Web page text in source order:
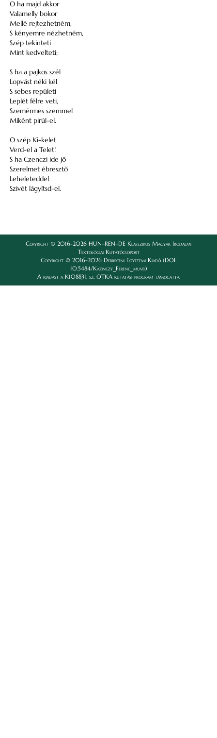
O ha majd akkor
Valamelly bokor
Mellé rejtezhetném,
S kényemre nézhetném,
Szép tekinteti
Mint kedvelteti;
S ha a pajkos szél
Lopvást néki kél
S sebes repületi
Leplét félre veti,
Szemérmes szemmel
Miként pirúl-el.
O szép Ki-kelet
Verd-el a Telet!
S ha Czenczi ide jő
Szerelmet ébresztő
Leheleteddel
Szivét lágyítsd-el.
Copyright © 2016-2026 HUN–REN–DE Klasszikus Magyar Irodalmi
Textológiai Kutatócsoport
Copyright © 2016-2026 Debreceni Egyetemi Kiadó (DOI:
10.5484/Kazinczy_Ferenc_muvei)
A kiadást a K108831. sz. OTKA kutatási program támogatta.